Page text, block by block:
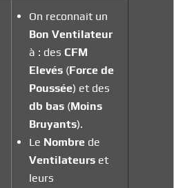
On reconnait un
Bon Ventilateur
à : des CFM
Elevés (Force de
Poussée) et des
db bas (Moins
Bruyants).
Le Nombre de
Ventilateurs et
leurs